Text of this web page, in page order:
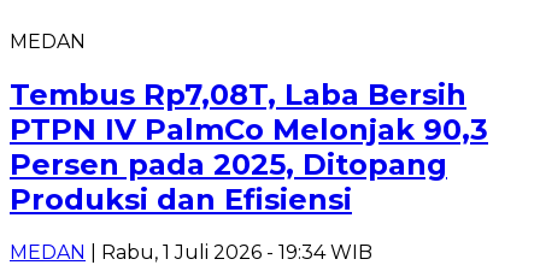
MEDAN
Tembus Rp7,08T, Laba Bersih
PTPN IV PalmCo Melonjak 90,3
Persen pada 2025, Ditopang
Produksi dan Efisiensi
MEDAN
| Rabu, 1 Juli 2026 - 19:34 WIB